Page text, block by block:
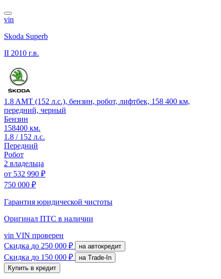
vin
Skoda Superb
II 2010 г.в.
1.8 AMT (152 л.с.), бензин, робот, лифтбек, 158 400 км,
передний, черный
Бензин
158400 км.
1.8 / 152 л.с.
Передний
Робот
2 владельца
от 532 990 ₽
750 000 ₽
Гарантия юридической чистоты
Оригинал ПТС в наличии
vin VIN проверен
Скидка до 250 000 ₽ на автокредит
Скидка до 150 000 ₽
на Trade-In
Купить в кредит